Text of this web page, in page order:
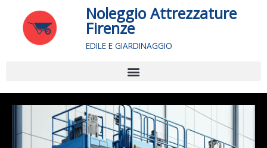
contenuto
Noleggio Attrezzature
Firenze
EDILE E GIARDINAGGIO
Menu